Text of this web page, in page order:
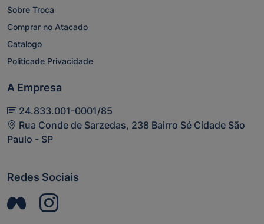
Sobre Troca
Comprar no Atacado
Catalogo
Politicade Privacidade
A Empresa
24.833.001-0001/85
Rua Conde de Sarzedas, 238 Bairro Sé Cidade São
Paulo - SP
Redes Sociais